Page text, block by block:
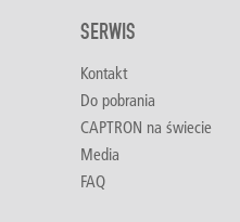
SERWIS
Kontakt
Do pobrania
CAPTRON na świecie
Media
FAQ